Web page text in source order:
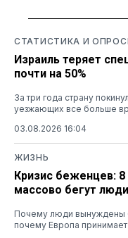
СТАТИСТИКА И
Израиль теряет
почти на 50%
За три года страну
уезжающих все больше
03.08.2026 16:04
ЖИЗНЬ
Кризис беженцев: 8
массово бегут люди
Почему люди вынуждены
почему Европа